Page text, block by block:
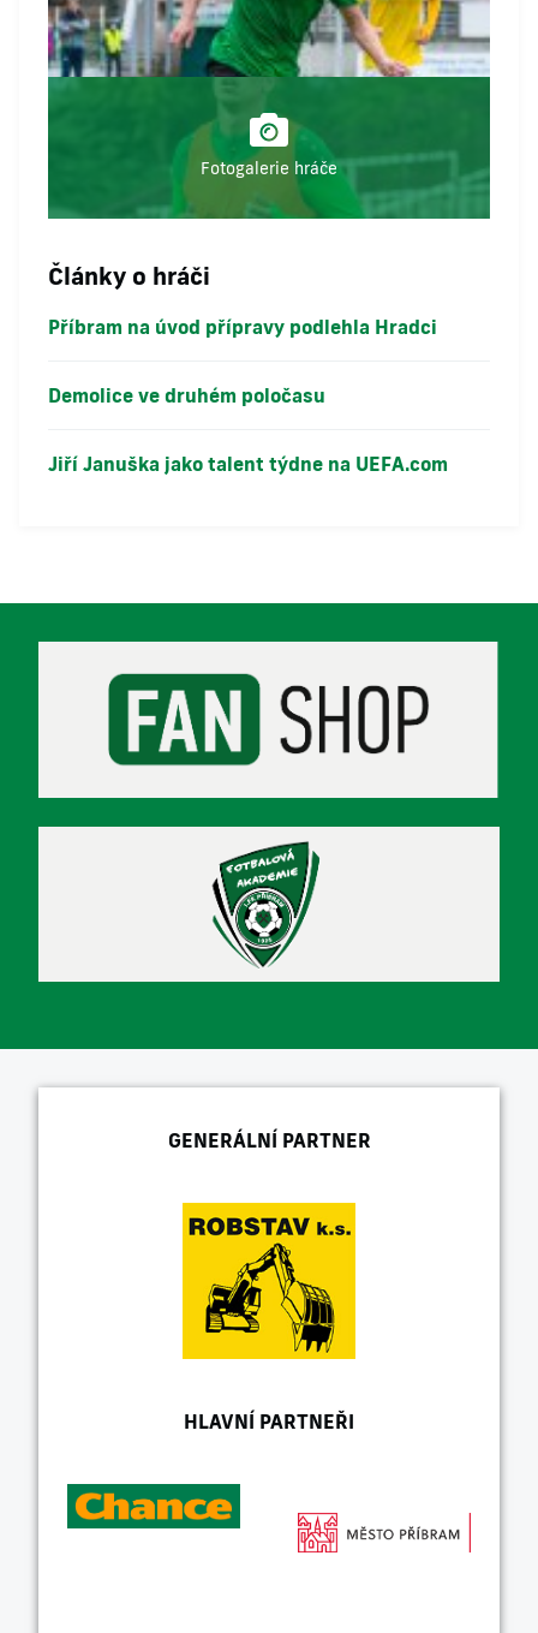
Fotogalerie hráče
Články o hráči
Příbram na úvod přípravy podlehla Hradci
Demolice ve druhém poločasu
Jiří Januška jako talent týdne na UEFA.com
GENERÁLNÍ PARTNER
HLAVNÍ PARTNEŘI